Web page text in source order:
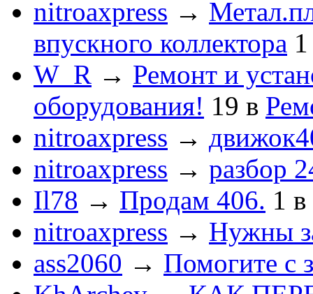
nitroaxpress →
впускного коллектора 1
W_R → Ремонт и
оборудования! 19 в
nitroaxpress →
nitroaxpress → разбор
Il78 → Продам 406. 1 в
nitroaxpress → Нужны
ass2060 → Помогите с